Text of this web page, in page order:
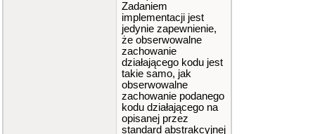
Zadaniem
implementacji jest
jedynie zapewnienie,
że obserwowalne
zachowanie
działającego kodu jest
takie samo, jak
obserwowalne
zachowanie podanego
kodu działającego na
opisanej przez
standard abstrakcyjnej